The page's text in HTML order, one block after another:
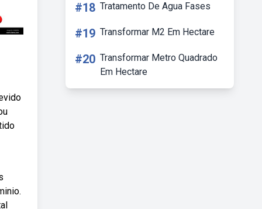
#18 Tratamento De Agua Fases
#19 Transformar M2 Em Hectare
#20 Transformar Metro Quadrado
Em Hectare